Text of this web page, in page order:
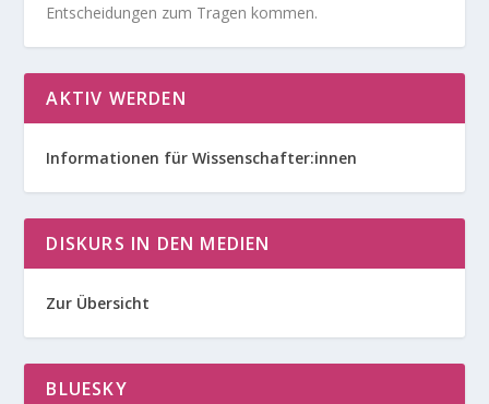
Entscheidungen zum Tragen kommen.
AKTIV WERDEN
Informationen für Wissenschafter:innen
DISKURS IN DEN MEDIEN
Zur Übersicht
BLUESKY